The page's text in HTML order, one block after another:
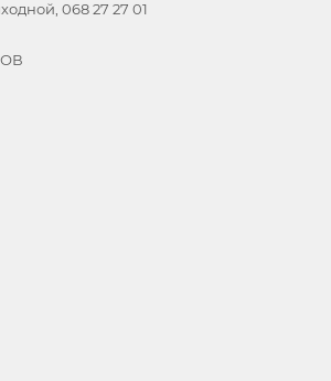
068 27 27 01